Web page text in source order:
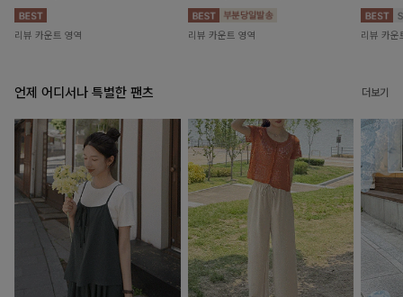
리뷰 카운트 영역 리뷰 카운트 영역 리뷰 카운
언제 어디서나 특별한 팬츠 더보기